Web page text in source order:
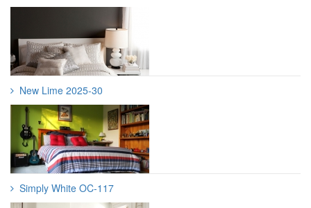
New Lime 2025-30
Simply White OC-117